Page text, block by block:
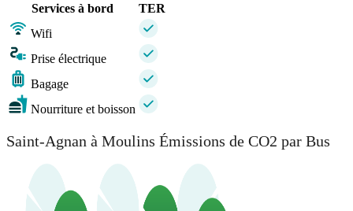
Services à bord
TER
Wifi
Prise électrique
Bagage
Nourriture et boisson
Saint-Agnan à Moulins Émissions de CO2 par Bus